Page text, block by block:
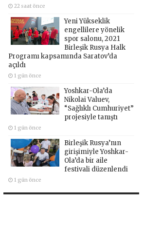
22 saat önce
Yeni Yükseklik
engellilere yönelik
spor salonu, 2021
Birleşik Rusya Halk
Programı kapsamında Saratov’da
açıldı
1 gün önce
Yoshkar-Ola’da
Nikolai Valuev,
“Sağlıklı Cumhuriyet”
projesiyle tanıştı
1 gün önce
Birleşik Rusya’nın
girişimiyle Yoshkar-
Ola’da bir aile
festivali düzenlendi
1 gün önce